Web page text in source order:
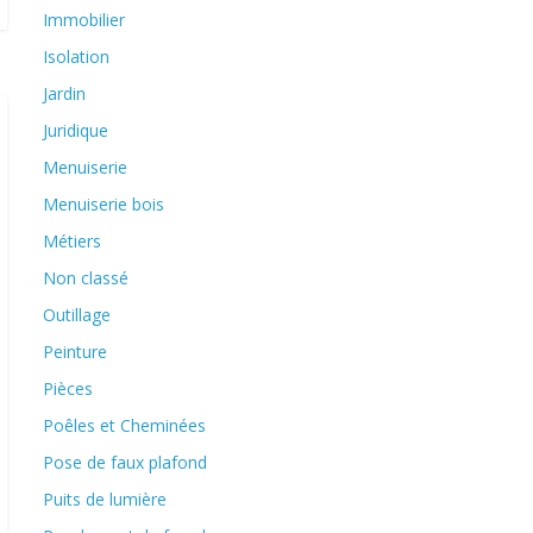
Immobilier
Isolation
Jardin
Juridique
Menuiserie
Menuiserie bois
Métiers
Non classé
Outillage
Peinture
Pièces
Poêles et Cheminées
Pose de faux plafond
Puits de lumière